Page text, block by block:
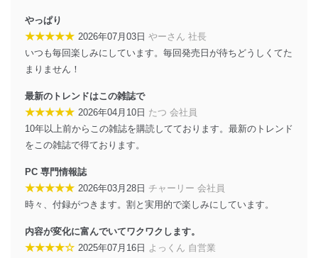
法令遵守
当社は、個人情報に関連する法令、国が定める指針及び
その他の規範を遵守します。また、当社の管理の仕組み
す。
個人情報の安全管理措置
当社は、個人情報の正確性及び安全性を確保するため
施し、個人情報の漏えい、滅失またはき損の防止及び是
正に努めます。
アクセス制御
個人データを取り扱うことのできる機器及び当該
機器を取り扱う従業者を明確化し、 個人データへ
の不要なアクセスを防止しています。
やっぱり
★★★★★ 2026年07月03日 やーさん 社長
いつも毎回楽しみにしています。毎回発売日が待ちどうしくてた
まりません！
最新のトレンドはこの雑誌で
★★★★★ 2026年04月10日 たつ 会社員
10年以上前からこの雑誌を購読してております。最新のトレンド
をこの雑誌で得ております。
PC 専門情報誌
★★★★★ 2026年03月28日 チャーリー 会社員
時々、付録がつきます。割と実用的で楽しみにしています。
内容が変化に富んでいてワクワクします。
★★★★☆ 2025年07月16日 よっくん 自営業